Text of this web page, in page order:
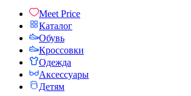
Meet Price
Каталог
Обувь
Кроссовки
Одежда
Аксессуары
Детям